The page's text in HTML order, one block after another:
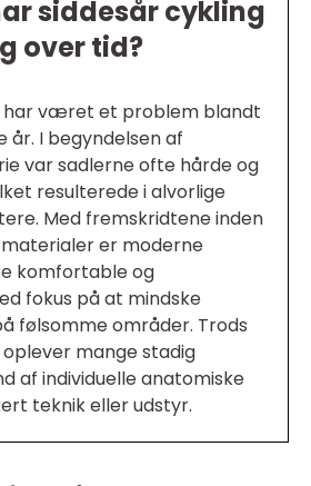
siddesår cykling
over tid?
har været et problem blandt
år. I begyndelsen af
var sadlerne ofte hårde og
resulterede i alvorlige
Med fremskridtene inden
er moderne
komfortable og
fokus på at mindske
følsomme områder. Trods
mange stadig
af individuelle anatomiske
teknik eller udstyr.